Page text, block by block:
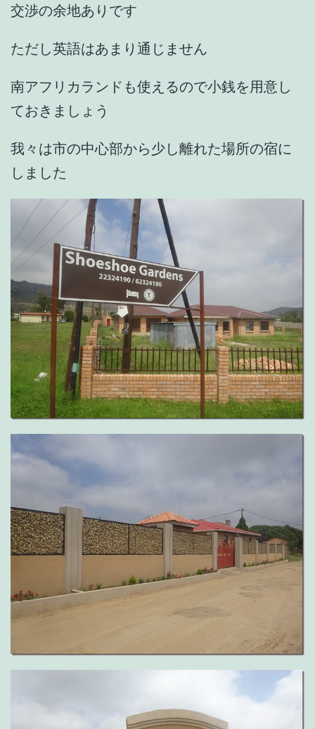
交渉の余地ありです
ただし英語はあまり通じません
南アフリカランドも使えるので小銭を用意し
ておきましょう
我々は市の中心部から少し離れた場所の宿に
しました